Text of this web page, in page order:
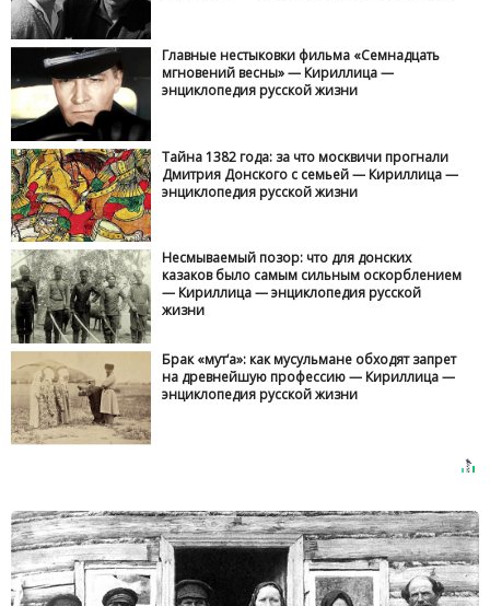
Главные нестыковки фильма «Семнадцать
мгновений весны» — Кириллица —
энциклопедия русской жизни
Тайна 1382 года: за что москвичи прогнали
Дмитрия Донского с семьей — Кириллица —
энциклопедия русской жизни
Несмываемый позор: что для донских
казаков было самым сильным оскорблением
— Кириллица — энциклопедия русской
жизни
Брак «мут‘а»: как мусульмане обходят запрет
на древнейшую профессию — Кириллица —
энциклопедия русской жизни